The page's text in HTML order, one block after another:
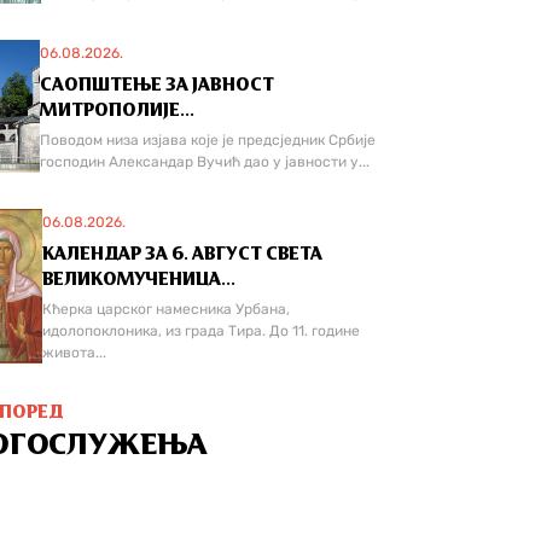
06.08.2026.
САОПШТЕЊЕ ЗА ЈАВНОСТ
МИТРОПОЛИЈЕ...
Поводом низа изјава које је предсједник Србије
господин Александар Вучић дао у јавности у...
06.08.2026.
КАЛЕНДАР ЗА 6. АВГУСТ СВЕТА
ВЕЛИКОМУЧЕНИЦА...
Кћерка царског намесника Урбана,
идолопоклоника, из града Тира. До 11. године
живота...